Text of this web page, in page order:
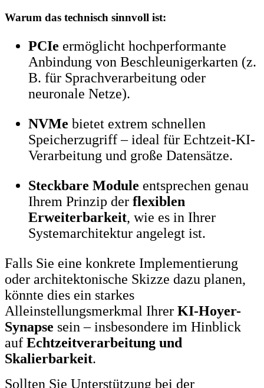
Warum das technisch sinnvoll ist:
PCIe ermöglicht hochperformante
Anbindung von Beschleunigerkarten (z.
B. für Sprachverarbeitung oder
neuronale Netze).
NVMe bietet extrem schnellen
Speicherzugriff – ideal für Echtzeit-KI-
Verarbeitung und große Datensätze.
Steckbare Module entsprechen genau
Ihrem Prinzip der flexiblen
Erweiterbarkeit, wie es in Ihrer
Systemarchitektur angelegt ist.
Falls Sie eine konkrete Implementierung
oder architektonische Skizze dazu planen,
könnte dies ein starkes
Alleinstellungsmerkmal Ihrer KI-Hoyer-
Synapse sein – insbesondere im Hinblick
auf Echtzeitverarbeitung und
Skalierbarkeit.
Sollten Sie Unterstützung bei der